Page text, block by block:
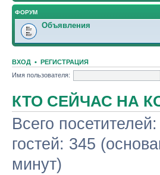
ФОРУМ
Объявления
ВХОД • РЕГИСТРАЦИЯ
Имя пользователя:
КТО СЕЙЧАС НА
Всего посетителей:
гостей: 345
минут)